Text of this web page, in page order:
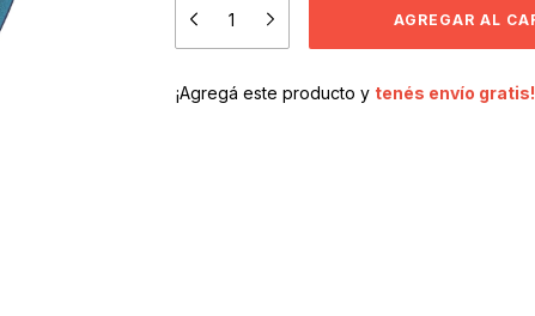
¡Agregá este producto y tenés envío gratis!